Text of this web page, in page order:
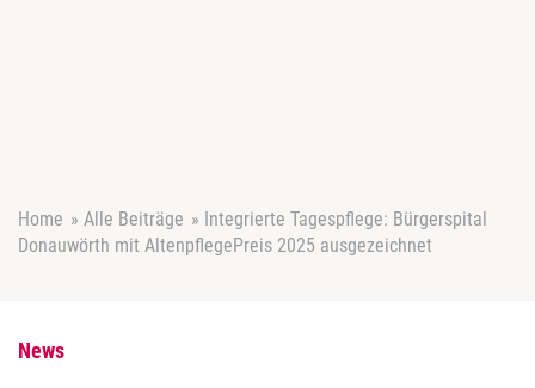
Home » Alle Beiträge » Integrierte Tagespflege: Bürgerspital
Donauwörth mit AltenpflegePreis 2025 ausgezeichnet
News